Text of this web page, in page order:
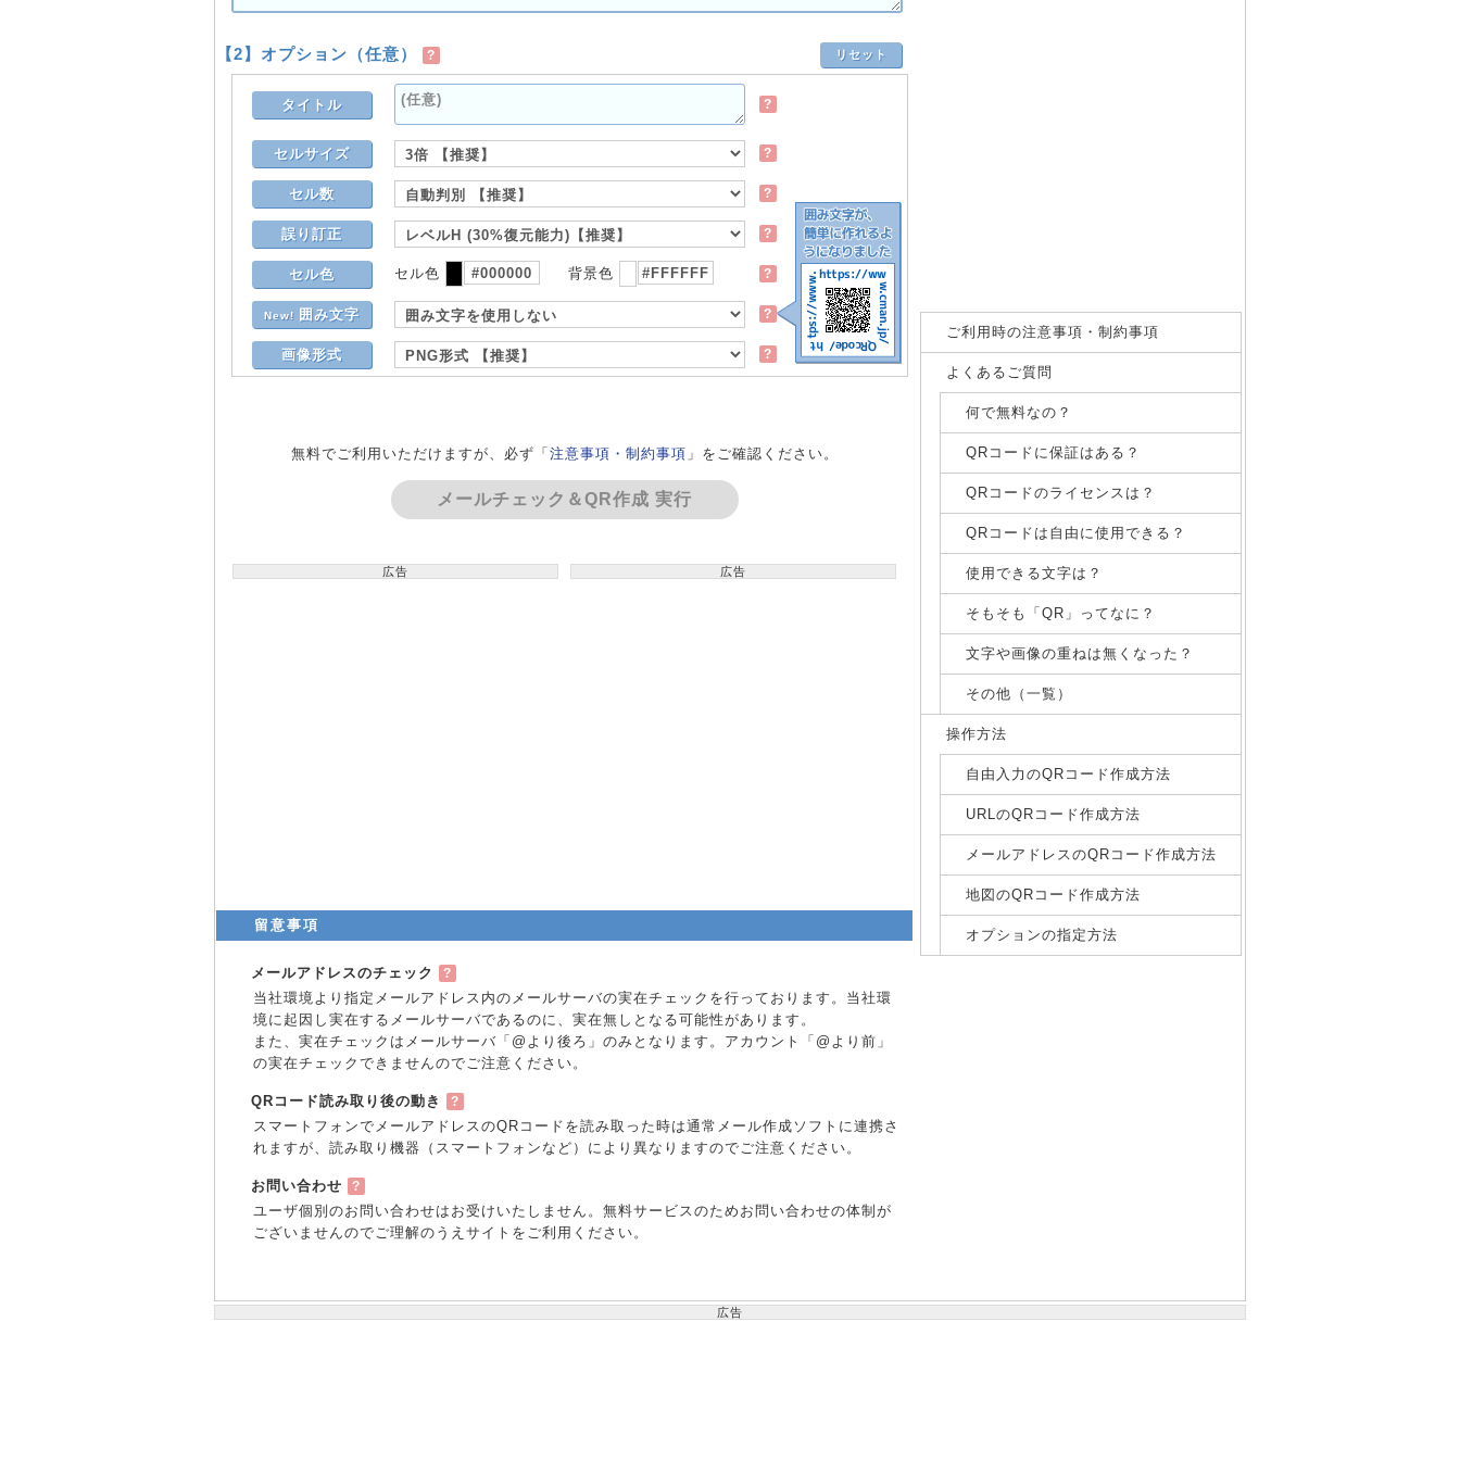
【2】オプション（任意） ? リセット
タイトル ?
セルサイズ ?
セル数 ?
誤り訂正 ?
セル色 セル色 背景色 ?
New! 囲み文字 ?
画像形式 ?
無料でご利用いただけますが、必ず「 注意事項・制約事項 」をご確認ください。
メールチェック＆QR作成 実行
広告 広告
留意事項
メールアドレスのチェック ?
当社環境より指定メールアドレス内のメールサーバの実在チェックを行っております。当社環
境に起因し実在するメールサーバであるのに、実在無しとなる可能性があります。
また、実在チェックはメールサーバ「@より後ろ」のみとなります。アカウント「@より前」
の実在チェックできませんのでご注意ください。
QRコード読み取り後の動き ?
スマートフォンでメールアドレスのQRコードを読み取った時は通常メール作成ソフトに連携さ
れますが、読み取り機器（スマートフォンなど）により異なりますのでご注意ください。
お問い合わせ ?
ユーザ個別のお問い合わせはお受けいたしません。無料サービスのためお問い合わせの体制が
ございませんのでご理解のうえサイトをご利用ください。
ご利用時の注意事項・制約事項
よくあるご質問
何で無料なの？
QRコードに保証はある？
QRコードのライセンスは？
QRコードは自由に使用できる？
使用できる文字は？
そもそも「QR」ってなに？
文字や画像の重ねは無くなった？
その他（一覧）
操作方法
自由入力のQRコード作成方法
URLのQRコード作成方法
メールアドレスのQRコード作成方法
地図のQRコード作成方法
オプションの指定方法
広告